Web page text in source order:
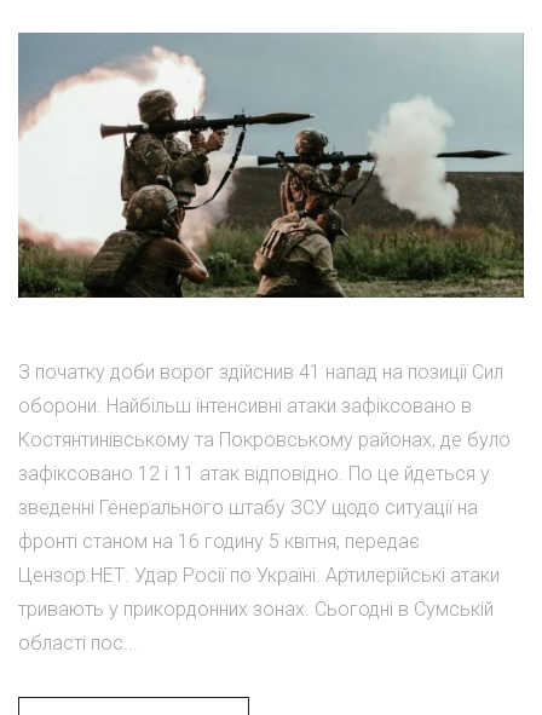
З початку доби ворог здійснив 41 напад на позиції Сил
оборони. Найбільш інтенсивні атаки зафіксовано в
Костянтинівському та Покровському районах, де було
зафіксовано 12 і 11 атак відповідно. По це йдеться у
зведенні Генерального штабу ЗСУ щодо ситуації на
фронті станом на 16 годину 5 квітня, передає
Цензор.НЕТ. Удар Росії по Україні. Артилерійські атаки
тривають у прикордонних зонах. Сьогодні в Сумській
області пос...